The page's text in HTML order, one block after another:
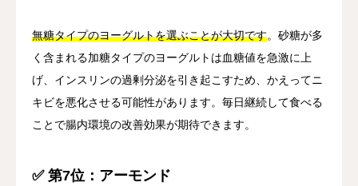
無糖タイプのヨーグルトを選ぶことが大切です。砂糖が多
く含まれる加糖タイプのヨーグルトは血糖値を急激に上
げ、インスリンの過剰分泌を引き起こすため、かえってニ
キビを悪化させる可能性があります。毎日継続して食べる
ことで腸内環境の改善効果が期待できます。
✅ 第7位：アーモンド